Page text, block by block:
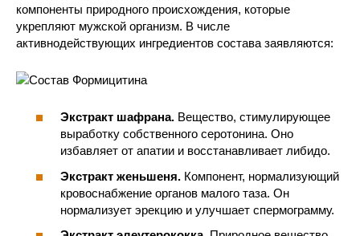
компоненты природного происхождения, которые
укрепляют мужской организм. В числе
активнодействующих ингредиентов состава заявляются:
Экстракт шафрана. Вещество, стимулирующее
выработку собственного серотонина. Оно
избавляет от апатии и восстанавливает либидо.
Экстракт женьшеня. Компонент, нормализующий
кровоснабжение органов малого таза. Он
нормализует эрекцию и улучшает спермограмму.